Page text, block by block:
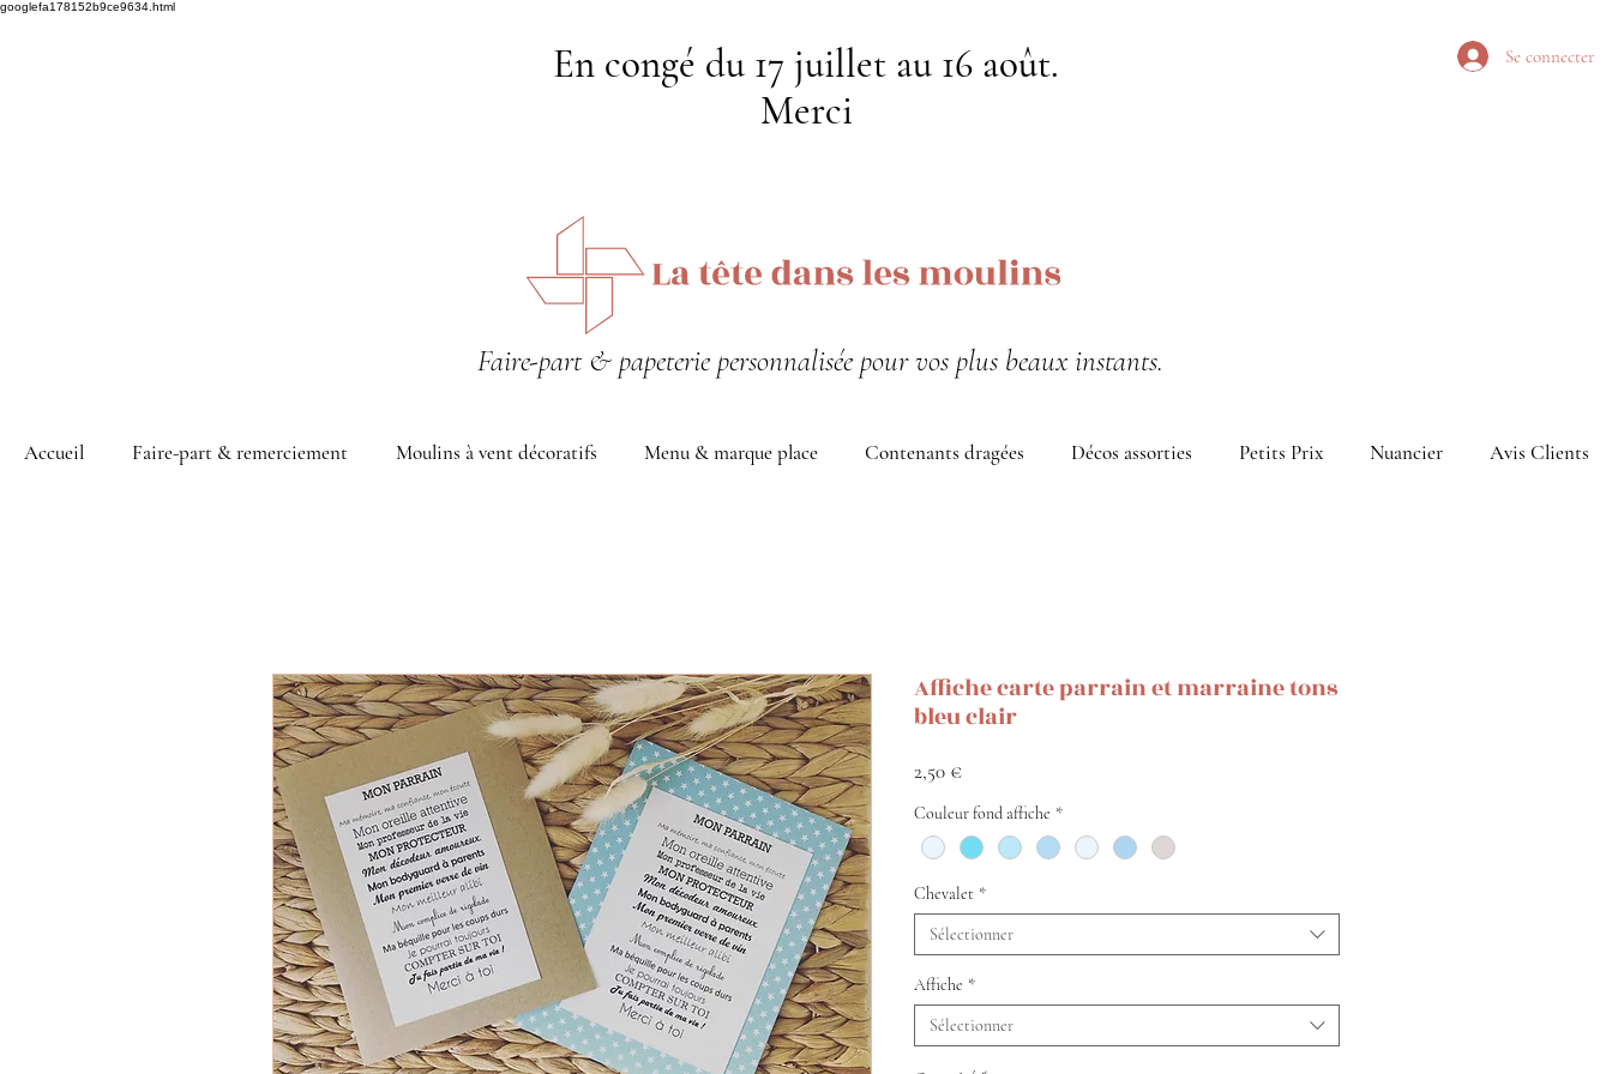
googlefa178152b9ce9634.html
En congé du 17 juillet au 16 août.
Merci
Se connecter
Faire-part & papeterie personnalisée pour vos plus beaux instants.
Accueil Faire-part & remerciement Moulins à vent décoratifs Menu & marque place Contenants dragées Décos assorties Petits Prix Nuancier Avis Clients
Affiche carte parrain et marraine tons
bleu clair
2,50 €Prix
Couleur fond affiche *
Chevalet *
Sélectionner
Affiche *
Sélectionner